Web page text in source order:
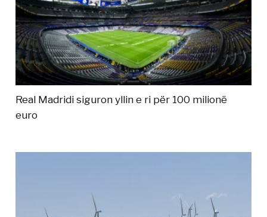
Real Madridi siguron yllin e ri për 100 milionë
euro